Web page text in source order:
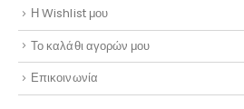
Η Wishlist μου
Το καλάθι αγορών μου
Επικοινωνία